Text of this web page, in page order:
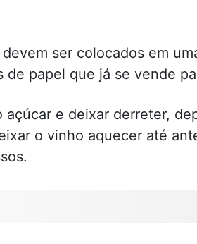
ser colocados em
papel que já se vende
e deixar derreter,
o vinho aquecer até